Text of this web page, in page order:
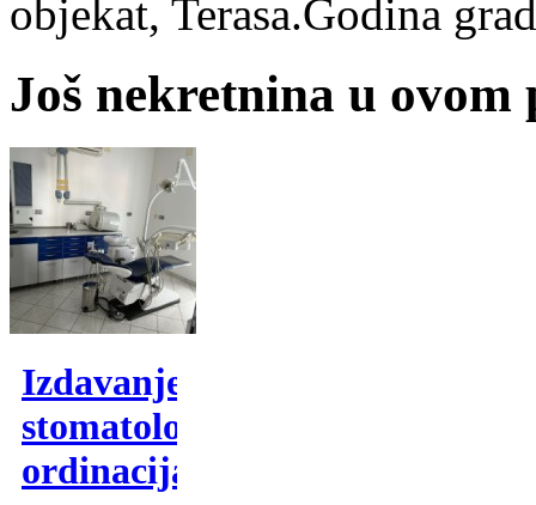
objekat, Terasa.Godina
Još nekretnina u ovom
Izdavanje,
stomatoloska
ordinacija